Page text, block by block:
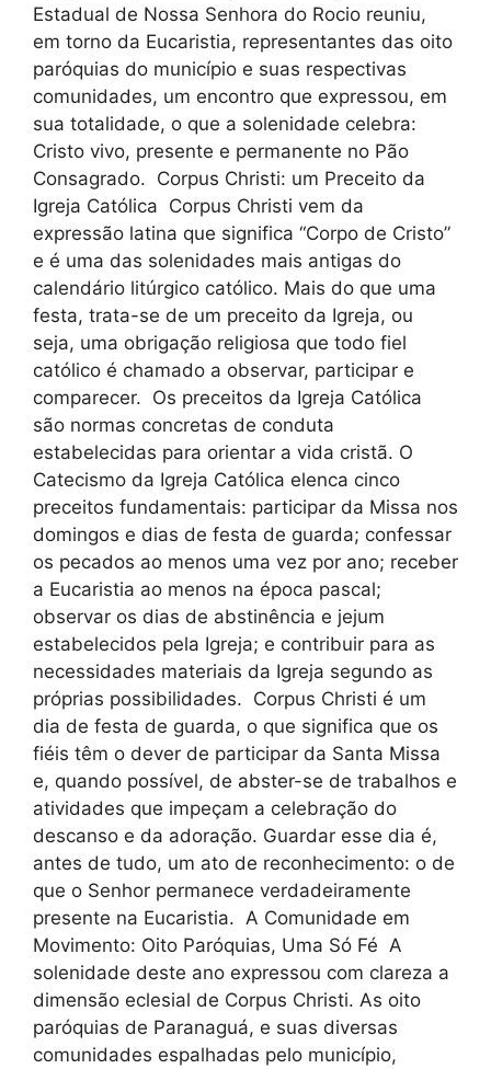
Estadual de Nossa Senhora do Rocio reuniu,
em torno da Eucaristia, representantes das oito
paróquias do município e suas respectivas
comunidades, um encontro que expressou, em
sua totalidade, o que a solenidade celebra:
Cristo vivo, presente e permanente no Pão
Consagrado. Corpus Christi: um Preceito da
Igreja Católica Corpus Christi vem da
expressão latina que significa “Corpo de Cristo”
e é uma das solenidades mais antigas do
calendário litúrgico católico. Mais do que uma
festa, trata-se de um preceito da Igreja, ou
seja, uma obrigação religiosa que todo fiel
católico é chamado a observar, participar e
comparecer. Os preceitos da Igreja Católica
são normas concretas de conduta
estabelecidas para orientar a vida cristã. O
Catecismo da Igreja Católica elenca cinco
preceitos fundamentais: participar da Missa nos
domingos e dias de festa de guarda; confessar
os pecados ao menos uma vez por ano; receber
a Eucaristia ao menos na época pascal;
observar os dias de abstinência e jejum
estabelecidos pela Igreja; e contribuir para as
necessidades materiais da Igreja segundo as
próprias possibilidades. Corpus Christi é um
dia de festa de guarda, o que significa que os
fiéis têm o dever de participar da Santa Missa
e, quando possível, de abster-se de trabalhos e
atividades que impeçam a celebração do
descanso e da adoração. Guardar esse dia é,
antes de tudo, um ato de reconhecimento: o de
que o Senhor permanece verdadeiramente
presente na Eucaristia. A Comunidade em
Movimento: Oito Paróquias, Uma Só Fé A
solenidade deste ano expressou com clareza a
dimensão eclesial de Corpus Christi. As oito
paróquias de Paranaguá, e suas diversas
comunidades espalhadas pelo município,